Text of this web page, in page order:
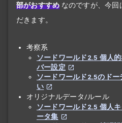
部がおすすめ なのですが、今回
だきます。
考察系
ソードワールド2.5 個人
バー設定
ソードワールド2.5のド
い
オリジナルデータ/ルール
ソードワールド2.5 個人
ータ集